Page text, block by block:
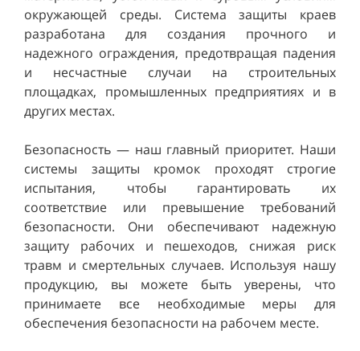
окружающей среды. Система защиты краев
разработана для создания прочного и
надежного ограждения, предотвращая падения
и несчастные случаи на строительных
площадках, промышленных предприятиях и в
других местах.
Безопасность — наш главный приоритет. Наши
системы защиты кромок проходят строгие
испытания, чтобы гарантировать их
соответствие или превышение требований
безопасности. Они обеспечивают надежную
защиту рабочих и пешеходов, снижая риск
травм и смертельных случаев. Используя нашу
продукцию, вы можете быть уверены, что
принимаете все необходимые меры для
обеспечения безопасности на рабочем месте.